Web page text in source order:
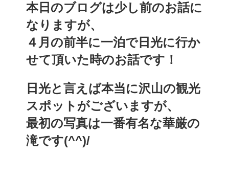
本日のブログは少し前のお話に
なりますが、
４月の前半に一泊で日光に行か
せて頂いた時のお話です！
日光と言えば本当に沢山の観光
スポットがございますが、
最初の写真は一番有名な華厳の
滝です(^^)/